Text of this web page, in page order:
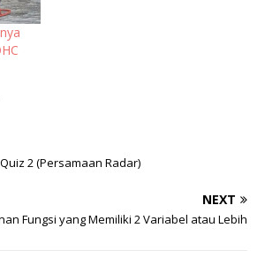
2 (Persamaan Radar)
NEXT
Fungsi yang Memiliki 2 Variabel atau Lebih